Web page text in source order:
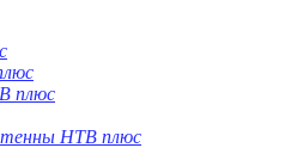
плюс
НТВ плюс